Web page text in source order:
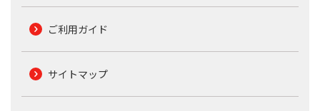
ご利用ガイド
サイトマップ